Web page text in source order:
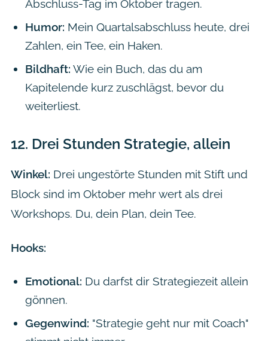
Abschluss-Tag im Oktober tragen.
Humor: Mein Quartalsabschluss heute, drei
Zahlen, ein Tee, ein Haken.
Bildhaft: Wie ein Buch, das du am
Kapitelende kurz zuschlägst, bevor du
weiterliest.
12. Drei Stunden Strategie, allein
Winkel: Drei ungestörte Stunden mit Stift und
Block sind im Oktober mehr wert als drei
Workshops. Du, dein Plan, dein Tee.
Hooks:
Emotional: Du darfst dir Strategiezeit allein
gönnen.
Gegenwind: "Strategie geht nur mit Coach"